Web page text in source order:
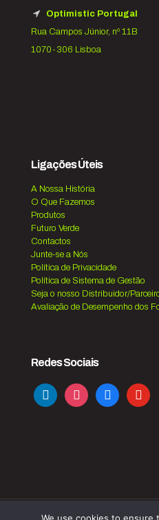
Optimistic Portugal
Rua Campos Júnior, nº 11B
1070-306 Lisboa
Ligações Úteis
A Nossa História
O Que Fazemos
Produtos
Futuro Verde
Contactos
Junte-se a Nós
Política de Privacidade
Política de Sistema de Gestão
Seja o nosso Distribuidor/
Avaliação de Desempenho dos
Redes Sociais
linkedin instagramfacebookyoutube